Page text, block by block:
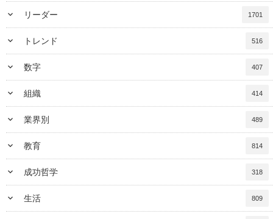
keyboard_arrow_down リーダー 1701
keyboard_arrow_down トレンド 516
keyboard_arrow_down 数字 407
keyboard_arrow_down 組織 414
keyboard_arrow_down 業界別 489
keyboard_arrow_down 教育 814
keyboard_arrow_down 成功哲学 318
keyboard_arrow_down 生活 809